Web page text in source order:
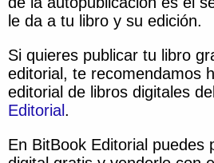
le da a tu libro y su edición.
Si quieres publicar tu libro
editorial, te recomendamos
editorial de libros digitales
Editorial .
En BitBook Editorial puedes